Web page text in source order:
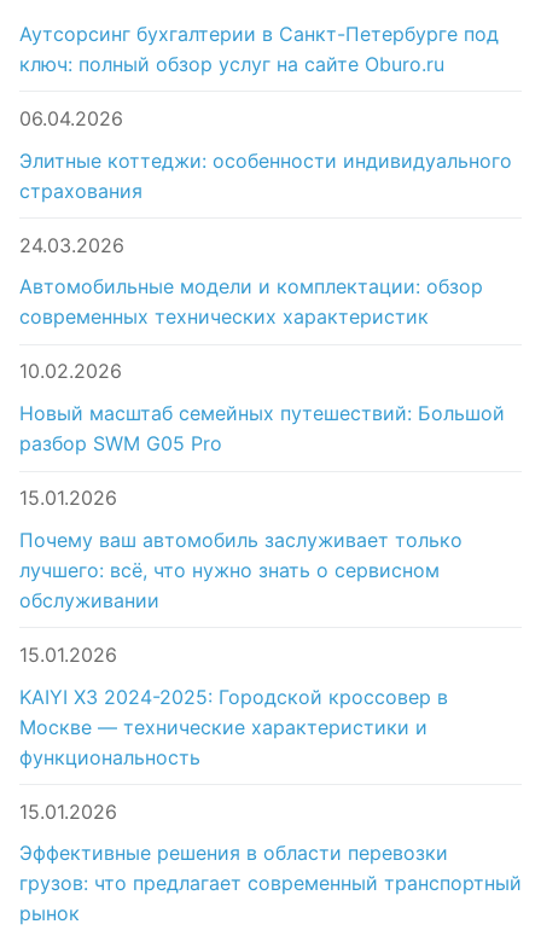
Аутсорсинг бухгалтерии в Санкт-Петербурге под
ключ: полный обзор услуг на сайте Oburo.ru
06.04.2026
Элитные коттеджи: особенности индивидуального
страхования
24.03.2026
Автомобильные модели и комплектации: обзор
современных технических характеристик
10.02.2026
Новый масштаб семейных путешествий: Большой
разбор SWM G05 Pro
15.01.2026
Почему ваш автомобиль заслуживает только
лучшего: всё, что нужно знать о сервисном
обслуживании
15.01.2026
KAIYI X3 2024-2025: Городской кроссовер в
Москве — технические характеристики и
функциональность
15.01.2026
Эффективные решения в области перевозки
грузов: что предлагает современный транспортный
рынок